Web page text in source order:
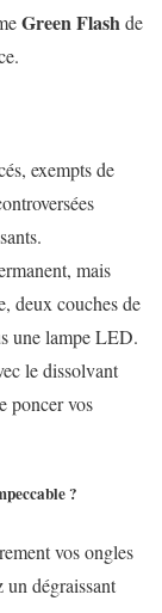
Green Flashde
exempts de
mais
deux couches de
une lampe LED.
le dissolvant
poncer vos
?
vos ongles
un dégraissant